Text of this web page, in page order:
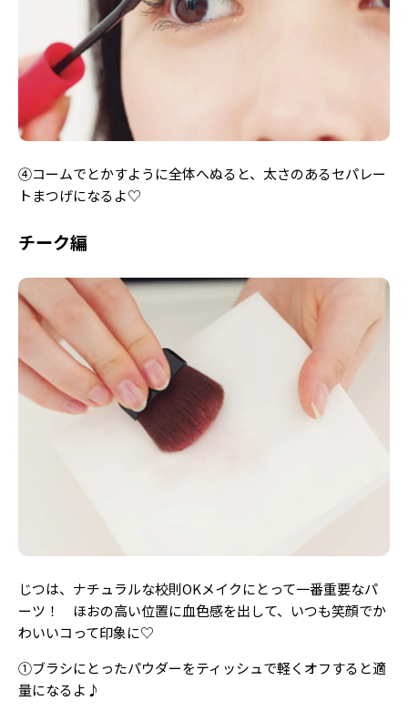
④コームでとかすように全体へぬると、太さのあるセパレー
トまつげになるよ♡
チーク編
じつは、ナチュラルな校則OKメイクにとって一番重要なパ
ーツ！ ほおの高い位置に血色感を出して、いつも笑顔でか
わいいコって印象に♡
①ブラシにとったパウダーをティッシュで軽くオフすると適
量になるよ♪